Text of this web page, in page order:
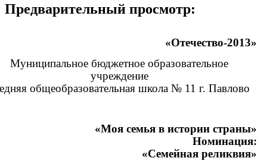
Предварительный просмотр:
«Отечество-2013»
Муниципальное бюджетное образовательное
учреждение
общеобразовательная школа № 11 г. Павлово
«Моя семья в истории страны»
Номинация:
«Семейная реликвия»